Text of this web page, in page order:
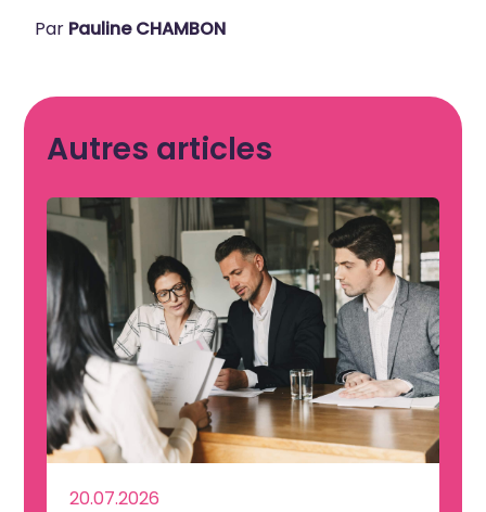
Par Pauline CHAMBON
Autres articles
20.07.2026